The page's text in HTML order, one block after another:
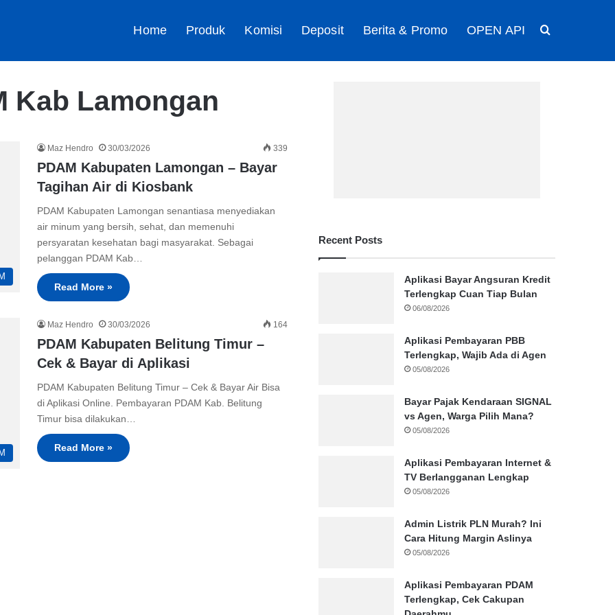
Home Produk Komisi Deposit Berita & Promo OPEN API
Kab Lamongan
Maz Hendro 30/03/2026 339
PDAM Kabupaten Lamongan – Bayar
Tagihan Air di Kiosbank
PDAM Kabupaten Lamongan senantiasa menyediakan
air minum yang bersih, sehat, dan memenuhi
persyaratan kesehatan bagi masyarakat. Sebagai
pelanggan PDAM Kab…
Read More »
Maz Hendro 30/03/2026 164
PDAM Kabupaten Belitung Timur –
Cek & Bayar di Aplikasi
PDAM Kabupaten Belitung Timur – Cek & Bayar Air Bisa
di Aplikasi Online. Pembayaran PDAM Kab. Belitung
Timur bisa dilakukan…
Read More »
Recent Posts
Aplikasi Bayar Angsuran Kredit
Terlengkap Cuan Tiap Bulan
06/08/2026
Aplikasi Pembayaran PBB
Terlengkap, Wajib Ada di Agen
05/08/2026
Bayar Pajak Kendaraan SIGNAL
vs Agen, Warga Pilih Mana?
05/08/2026
Aplikasi Pembayaran Internet &
TV Berlangganan Lengkap
05/08/2026
Admin Listrik PLN Murah? Ini
Cara Hitung Margin Aslinya
05/08/2026
Aplikasi Pembayaran PDAM
Terlengkap, Cek Cakupan